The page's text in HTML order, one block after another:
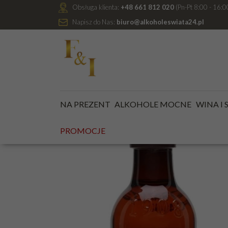
Obsługa klienta: +48 661 812 020 (Pn-Pt 8:00 -
Napisz do Nas: biuro@alkoholeswiata24.pl
NA PREZENT ALKOHOLE MOCNE WINA I
PROMOCJE